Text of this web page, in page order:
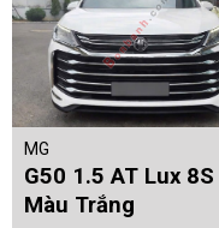
MG
G50 1.5 AT Lux 8S
Màu Trắng